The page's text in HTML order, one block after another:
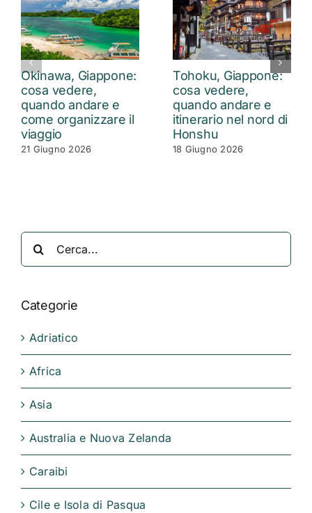
Okinawa, Giappone:
cosa vedere,
quando andare e
come organizzare il
viaggio
21 Giugno 2026
Tohoku, Giappone:
cosa vedere,
quando andare e
itinerario nel nord di
Honshu
18 Giugno 2026
Cerca
per:
Categorie
Adriatico
Africa
Asia
Australia e Nuova Zelanda
Caraibi
Cile e Isola di Pasqua